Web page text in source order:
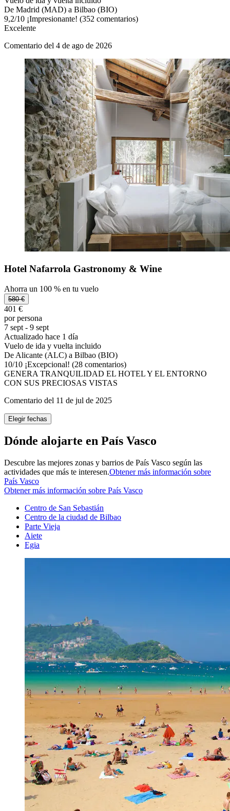
De Madrid (MAD) a Bilbao (BIO)
9,2/10 ¡Impresionante! (352 comentarios)
Excelente
Comentario del 4 de ago de 2026
Hotel Nafarrola Gastronomy & Wine
Ahorra un 100 % en tu vuelo
580 €
401 €
por persona
7 sept - 9 sept
Actualizado hace 1 día
Vuelo de ida y vuelta incluido
De Alicante (ALC) a Bilbao (BIO)
10/10 ¡Excepcional! (28 comentarios)
GENERA TRANQUILIDAD EL HOTEL Y EL ENTORNO
CON SUS PRECIOSAS VISTAS
Comentario del 11 de jul de 2025
Elegir fechas
Dónde alojarte en País Vasco
Descubre las mejores zonas y barrios de País Vasco según las
actividades que más te interesen.Obtener más información sobre
País Vasco
Obtener más información sobre País Vasco
Centro de San Sebastián
Centro de la ciudad de Bilbao
Parte Vieja
Aiete
Egia